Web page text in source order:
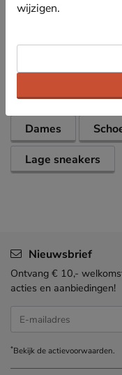
Bekijk meer
Dames
Lage sneakers
Nieuwsbrief
Ontvang € 10,-
acties en aanbiedingen!
E-mailadres
*Bekijk deactievoorwaarden.
wijzigen.